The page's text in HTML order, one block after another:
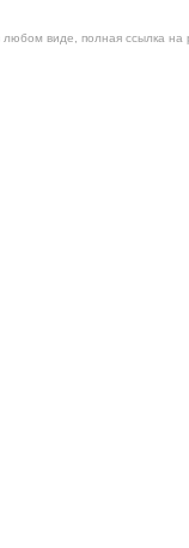
виде, полная ссылка на